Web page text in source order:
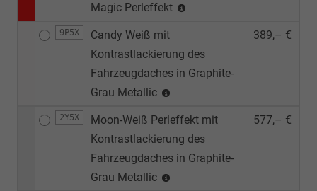
Magic Perleffekt
9P5X
Candy Weiß mit
Kontrastlackierung des
Fahrzeugdaches in Graphite-
Grau Metallic
389,– €
2Y5X
Moon-Weiß Perleffekt mit
Kontrastlackierung des
Fahrzeugdaches in Graphite-
Grau Metallic
577,– €